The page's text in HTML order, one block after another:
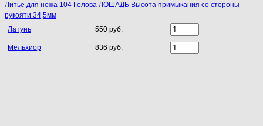
Литье для ножа 104 Голова ЛОШАДЬ Высота примыкания со стороны
рукояти 34,5мм
Латунь
550 руб.
Мельхиор 836 руб.